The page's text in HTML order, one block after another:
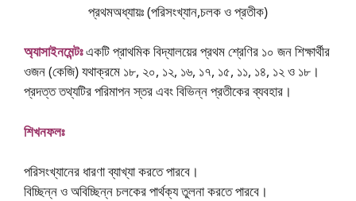
প্রথমঅধ্যায়ঃ (পরিসংখ্যান,চলক ও প্রতীক)
অ্যাসাইনমেন্টঃএকটি প্রাথমিক বিদ্যালয়ের প্রথম শ্রেণির ১০ জন শিক্ষার্থীর
ওজন (কেজি) যথাক্রমে ১৮, ২০, ১২, ১৬, ১৭, ১৫, ১১, ১৪, ১২ ও ১৮।
প্রদত্ত তথ্যটির পরিমাপন স্তর এবং বিভিন্ন প্রতীকের ব্যবহার।
শিখনফলঃ
পরিসংখ্যানের ধারণা ব্যাখ্যা করতে পারবে।
বিচ্ছিন্ন ও অবিচ্ছিন্ন চলকের পার্থক্য তুলনা করতে পারবে।